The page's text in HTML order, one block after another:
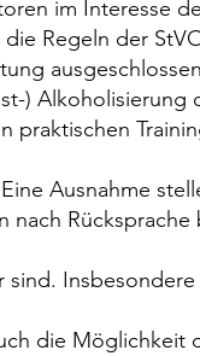
im Interesse
Regeln der
) Alkoholisierung
praktischen
Ausnahme
nach Rücksprache
sind.
die Möglichkeit